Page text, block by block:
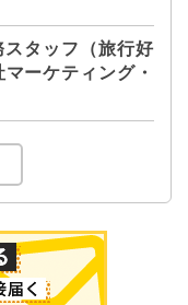
タッフ（旅行好
ーケティング・